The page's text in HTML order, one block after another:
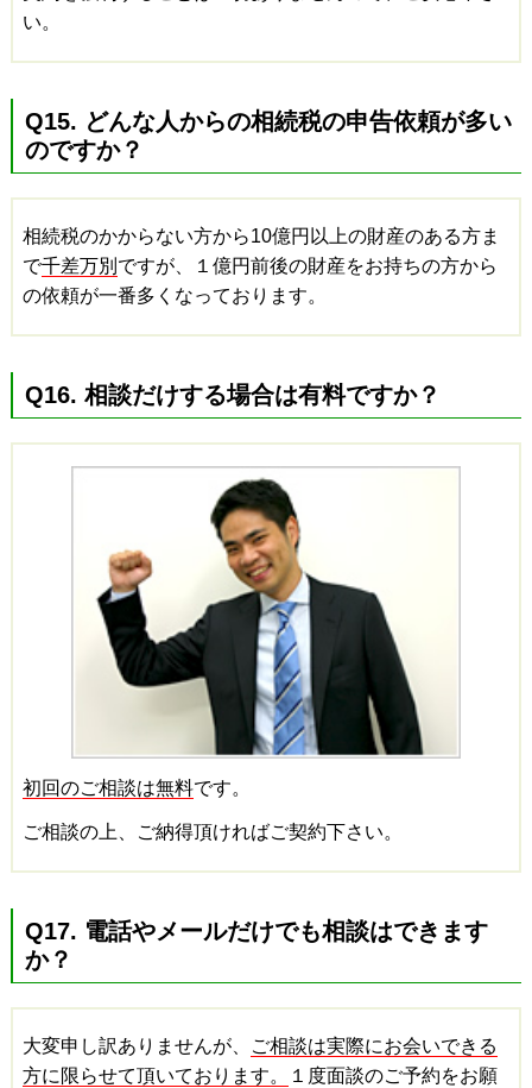
い。
Q15. どんな人からの相続税の申告依頼が多い
のですか？
相続税のかからない方から10億円以上の財産のある方ま
で千差万別 ですが、１億円前後の財産をお持ちの方から
の依頼が一番多くなっております。
Q16. 相談だけする場合は有料ですか？
初回のご相談は無料です。
ご相談の上、ご納得頂ければご契約下さい。
Q17. 電話やメールだけでも相談はできます
か？
大変申し訳ありませんが、 ご相談は実際にお会いできる
方に限らせて頂いております。
１度面談のご予約をお願